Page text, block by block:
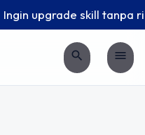
Ingin upgrade skill tanpa
search menu